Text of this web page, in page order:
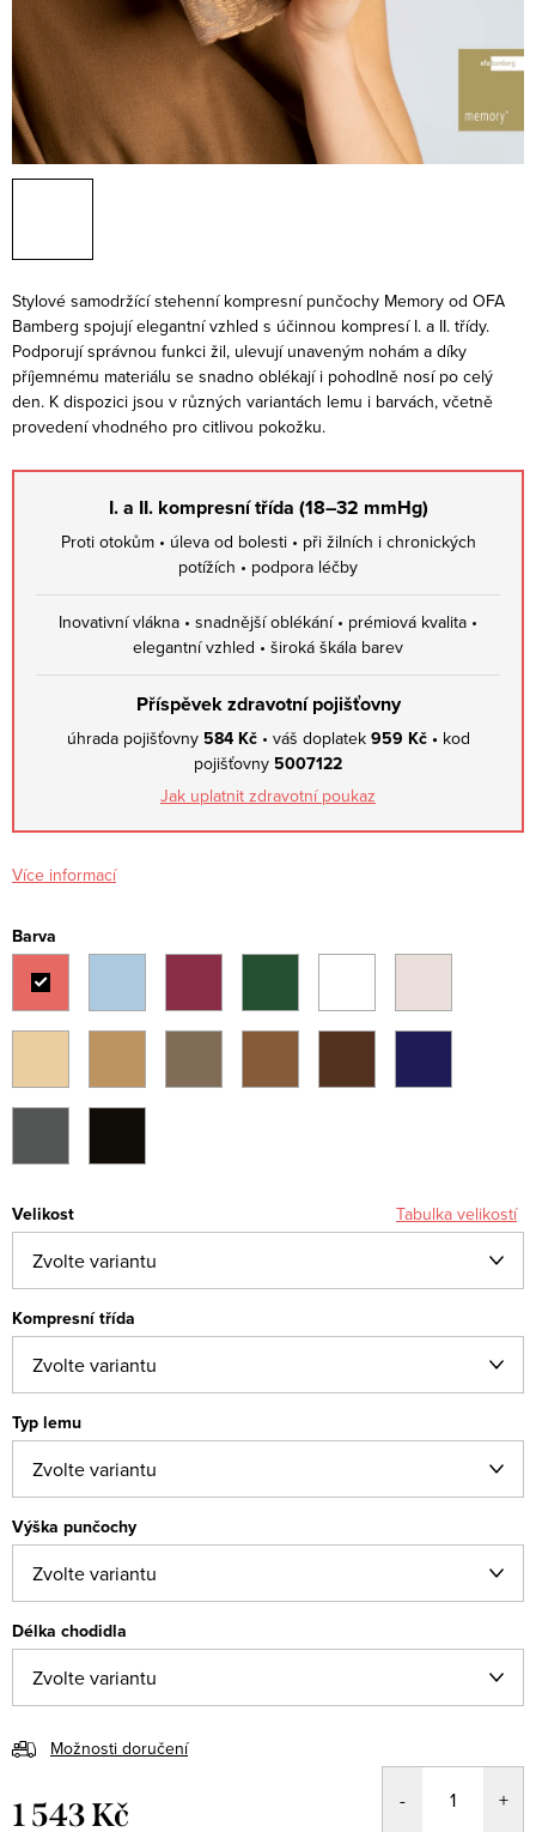
Stylové samodržící stehenní kompresní punčochy Memory od OFA
Bamberg spojují elegantní vzhled s účinnou kompresí I. a II. třídy.
Podporují správnou funkci žil, ulevují unaveným nohám a díky
příjemnému materiálu se snadno oblékají i pohodlně nosí po celý
den. K dispozici jsou v různých variantách lemu i barvách, včetně
provedení vhodného pro citlivou pokožku.
I. a II. kompresní třída (18–32 mmHg)
Proti otokům • úleva od bolesti • při žilních i chronických
potížích • podpora léčby
Inovativní vlákna • snadnější oblékání • prémiová kvalita •
elegantní vzhled • široká škála barev
Příspěvek zdravotní pojišťovny
úhrada pojišťovny 584 Kč• váš doplatek 959 Kč • kod
pojišťovny 5007122
Jak uplatnit zdravotní poukaz
Více informací
Barva
Velikost Tabulka velikostí
Kompresní třída
Typ lemu
Výška punčochy
Délka chodidla
Možnosti doručení
1 543 Kč